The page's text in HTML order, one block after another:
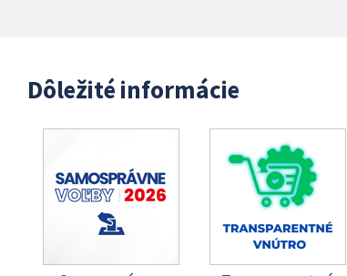
Dôležité informácie